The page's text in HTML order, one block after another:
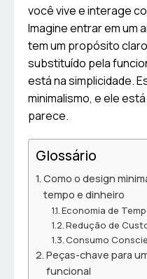
você vive e interage
Imagine entrar em um
tem um propósito
substituído pela
está na simplicidade.
minimalismo, e ele
parece.
Glossário
Como o design
tempo e dinheiro
Economia de
Redução de
Consumo
Peças-chave para
funcional